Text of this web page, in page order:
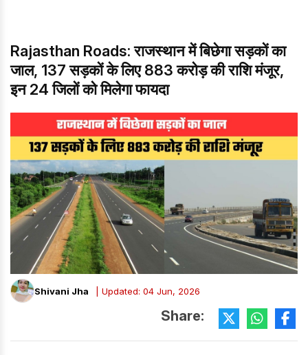
Rajasthan Roads: राजस्थान में बिछेगा सड़कों का
जाल, 137 सड़कों के लिए 883 करोड़ की राशि मंजूर,
इन 24 जिलों को मिलेगा फायदा
Shivani Jha | Updated: 04 Jun, 2026
Share: